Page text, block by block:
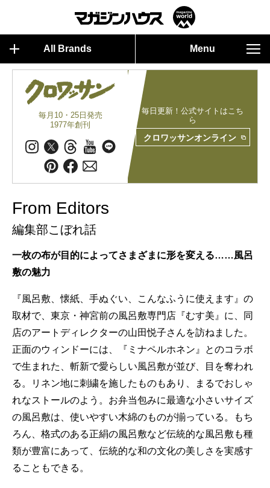
All Brands Menu
毎月10・25日発売
1977年創刊
毎日更新！公式サイトはこち
ら
クロワッサンオンライン
From Editors
編集部こぼれ話
一枚の布が目的によってさまざまに形を変える……風呂
敷の魅力
『風呂敷、懐紙、手ぬぐい、こんなふうに使えます』の
取材で、東京・神宮前の風呂敷専門店『むす美』に、同
店のアートディレクターの山田悦子さんを訪ねました。
正面のウィンドーには、『ミナペルホネン』とのコラボ
で生まれた、斬新で愛らしい風呂敷が並び、目を奪われ
る。リネン地に刺繍を施したものもあり、まるでおしゃ
れなストールのよう。お弁当包みに最適な小さいサイズ
の風呂敷は、使いやすい木綿のものが揃っている。もち
ろん、格式のある正絹の風呂敷など伝統的な風呂敷も種
類が豊富にあって、伝統的な和の文化の美しさを実感す
ることもできる。